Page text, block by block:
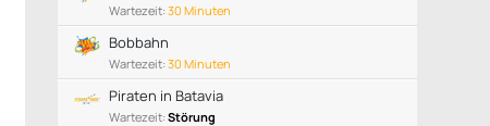
Wartezeit: 30 Minuten
Bobbahn
Wartezeit: 30 Minuten
Piraten in Batavia
Wartezeit: Störung